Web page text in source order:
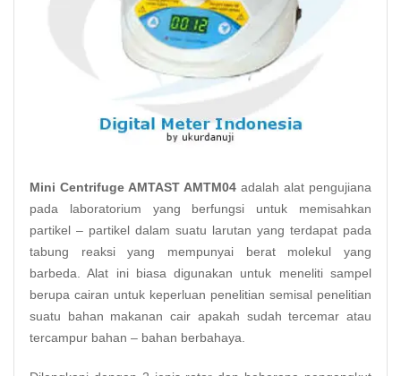
Mini Centrifuge AMTAST AMTM04 adalah alat pengujiana
pada laboratorium yang berfungsi untuk memisahkan
partikel – partikel dalam suatu larutan yang terdapat pada
tabung reaksi yang mempunyai berat molekul yang
barbeda. Alat ini biasa digunakan untuk meneliti sampel
berupa cairan untuk keperluan penelitian semisal penelitian
suatu bahan makanan cair apakah sudah tercemar atau
tercampur bahan – bahan berbahaya.